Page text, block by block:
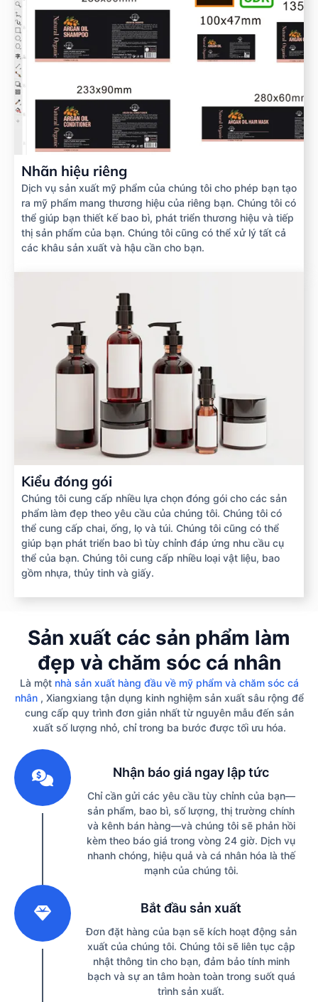
Nhãn hiệu riêng
Dịch vụ sản xuất mỹ phẩm của chúng tôi cho phép bạn tạo
ra mỹ phẩm mang thương hiệu của riêng bạn. Chúng tôi có
thể giúp bạn thiết kế bao bì, phát triển thương hiệu và tiếp
thị sản phẩm của bạn. Chúng tôi cũng có thể xử lý tất cả
các khâu sản xuất và hậu cần cho bạn.
Kiểu đóng gói
Chúng tôi cung cấp nhiều lựa chọn đóng gói cho các sản
phẩm làm đẹp theo yêu cầu của chúng tôi. Chúng tôi có
thể cung cấp chai, ống, lọ và túi. Chúng tôi cũng có thể
giúp bạn phát triển bao bì tùy chỉnh đáp ứng nhu cầu cụ
thể của bạn. Chúng tôi cung cấp nhiều loại vật liệu, bao
gồm nhựa, thủy tinh và giấy.
Sản xuất các sản phẩm làm
đẹp và chăm sóc cá nhân
Là một nhà sản xuất hàng đầu về mỹ phẩm và chăm sóc cá
nhân, Xiangxiang tận dụng kinh nghiệm sản xuất sâu rộng để
cung cấp quy trình đơn giản nhất từ ​​nguyên mẫu đến sản
xuất số lượng nhỏ, chỉ trong ba bước được tối ưu hóa.
Nhận báo giá ngay lập tức
Chỉ cần gửi các yêu cầu tùy chỉnh của bạn—
sản phẩm, bao bì, số lượng, thị trường chính
và kênh bán hàng—và chúng tôi sẽ phản hồi
kèm theo báo giá trong vòng 24 giờ. Dịch vụ
nhanh chóng, hiệu quả và cá nhân hóa là thế
mạnh của chúng tôi.
Bắt đầu sản xuất
Đơn đặt hàng của bạn sẽ kích hoạt động sản
xuất của chúng tôi. Chúng tôi sẽ liên tục cập
nhật thông tin cho bạn, đảm bảo tính minh
bạch và sự an tâm hoàn toàn trong suốt quá
trình sản xuất.